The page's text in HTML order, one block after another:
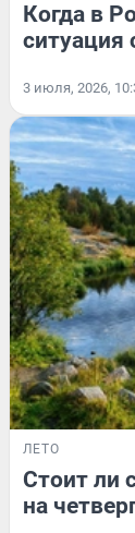
Когда в
ситуация
3 июля, 2026,
ЛЕТО
Стоит ли
на